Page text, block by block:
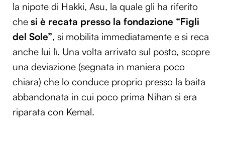
la nipote di Hakki, Asu, la quale gli ha riferito
che si è recata presso la fondazione “Figli
del Sole”, si mobilita immediatamente e si reca
anche lui lì. Una volta arrivato sul posto, scopre
una deviazione (segnata in maniera poco
chiara) che lo conduce proprio presso la baita
abbandonata in cui poco prima Nihan si era
riparata con Kemal.